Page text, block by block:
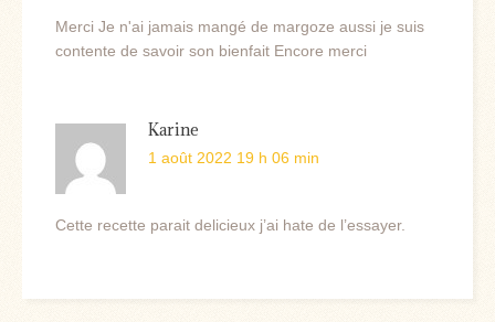
Merci Je n'ai jamais mangé de margoze aussi je suis
contente de savoir son bienfait Encore merci
Karine
1 août 2022 19 h 06 min
Cette recette parait delicieux j’ai hate de l’essayer.